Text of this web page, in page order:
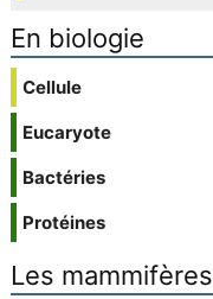
En biologie
Cellule
Eucaryote
Bactéries
Protéines
Les mammifères